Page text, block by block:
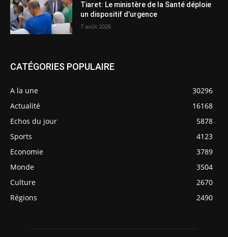
Tiaret: Le ministère de la Santé déploie
un dispositif d’urgence
7 août 2026
CATÉGORIES POPULAIRE
A la une
30296
Actualité
16168
Echos du jour
5878
Sports
4123
Economie
3789
Monde
3504
Culture
2670
Régions
2490